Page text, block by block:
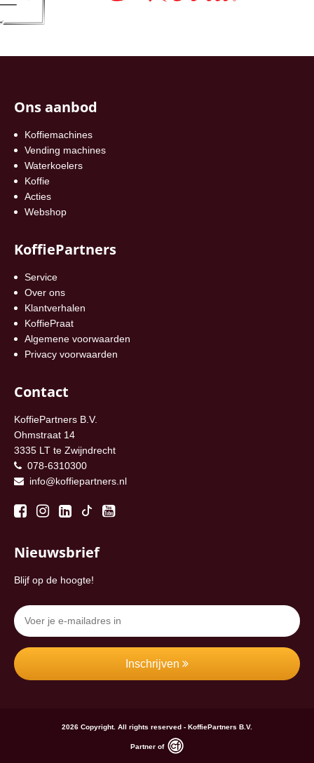
Ons aanbod
Koffiemachines
Vending machines
Waterkoelers
Koffie
Acties
Webshop
KoffiePartners
Service
Over ons
Klantverhalen
KoffiePraat
Algemene voorwaarden
Privacy voorwaarden
Contact
KoffiePartners B.V.
Ohmstraat 14
3335 LT te Zwijndrecht
078-6310300
info@koffiepartners.nl
Nieuwsbrief
Blijf op de hoogte!
Inschrijven
2026 Copyright. All rights reserved - KoffiePartners B.V.
Partner of